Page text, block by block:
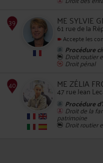
36
ME SYLVIE
61 rue de la
Accepte les
Procédure
Droit routier
Droit pénal
ME ZÉLIA
47 rue Jean
Procédure
Droit de la
patrimoine
Droit routier